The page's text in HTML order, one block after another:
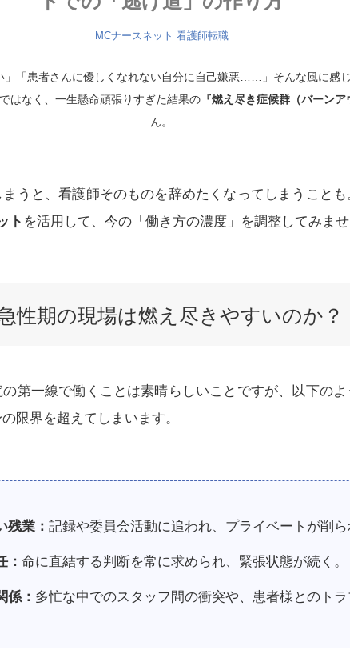
MCナースネット 看護師転職
」「患者さんに優しくなれない自分に自己嫌悪……」そんな風に感
はなく、一生懸命頑張りすぎた結果の 『燃え尽き症候群（バーンア
ん。
うと、看護師そのものを辞めたくなってしまうこと
ト を活用して、今の「働き方の濃度」を調整してみませ
性期の現場は燃え尽きやすいのか？
第一線で働くことは素晴らしいことですが、以下の
限界を超えてしまいます。
残業： 記録や委員会活動に追われ、プライベートが削ら
： 命に直結する判断を常に求められ、緊張状態が続く。
係： 多忙な中でのスタッフ間の衝突や、患者様とのトラ